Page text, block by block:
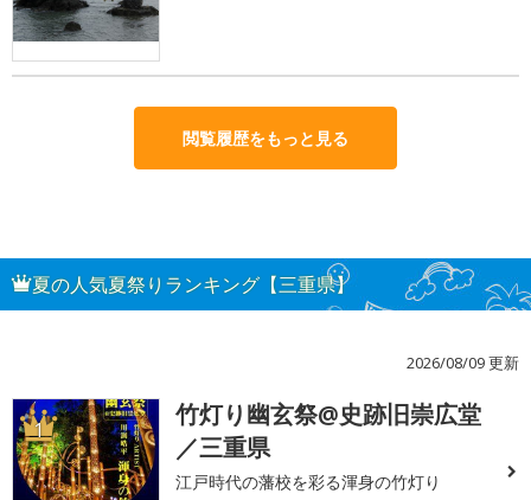
閲覧履歴をもっと見る
夏の人気夏祭りランキング【三重県】
2026/08/09 更新
1
竹灯り幽玄祭@史跡旧崇広堂
／三重県
江戸時代の藩校を彩る渾身の竹灯り